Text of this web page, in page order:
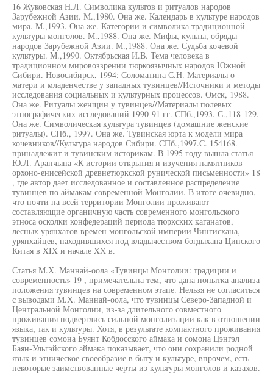
16 Жуковская Н.Л. Символика культов и ритуалов народов
Зарубежной Азии. М.,1980. Она же. Календарь в культуре народов
мира. М.,1993. Она же. Категории и символика традиционной
культуры монголов. М.,1988. Она же. Мифы, культы, обряды
народов Зарубежной Азии. М.,1988. Она же. Судьба кочевой
культуры. М.,1990. Октябрьская И.В. Тема человека в
традиционном мировоззрении тюркоязычных народов Южной
Сибири. Новосибирск, 1994; Соломатина С.Н. Материалы о
матери и младенчестве у западных тувинцев//Источники и методы
исследования социальных и культурных процессов. Омск, 1988.
Она же. Ритуалы женщин у тувинцев//Материалы полевых
этнографических исследований 1990-91 гг. СПб.,1993. С.,118-129.
Она же. Символическая культура тувинцев (домашние женские
ритуалы). СПб., 1997. Она же. Тувинская юрта к модели мира
кочевников//Культура народов Сибири. СПб.,1997.С. 154168.
принадлежит и тувинским историкам. В 1995 году вышла статья
Ю.Л. Аранчына «К истории открытия и изучения памятников
орхоно-енисейской древнетюркской рунической письменности» 18
, где автор дает исследованное и составленное распределение
тувинцев по аймакам современной Монголии. В итоге очевидно,
что почти на всей территории Монголии проживают
составляющие органичную часть современного монгольского
этноса осколки конфедераций периода тюркских каганатов,
лесных урянхатов времен монгольской империи Чингисхана,
урянхайцев, находившихся под владычеством богдыхана Цинского
Китая в XIX и начале XX в.
Статья М.Х. Маннай-оола «Тувинцы Монголии: традиции и
современность» 19 , примечательна тем, что дана попытка анализа
положения тувинцев на современном этапе. Нельзя не согласиться
с выводами М.Х. Маннай-оола, что тувинцы Северо-Западной и
Центральной Монголии, из-за длительного совместного
проживания подверглись сильной монголизации как в отношении
языка, так и культуры. Хотя, в результате компактного проживания
тувинцев сомона Буянт Кобдосского аймака и сомона Цэнгэл
Баян-Ульгэйского аймака показывает, что они сохранили родной
язык и этническое своеобразие в быту и культуре, впрочем, есть
некоторые заимствованные черты из культуры монголов и казахов.